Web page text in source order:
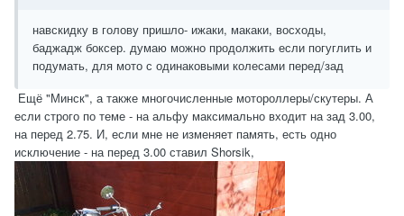
навскидку в голову пришло- ижаки, макаки, восходы,
баджадж боксер. думаю можно продолжить если погуглить и
подумать, для мото с одинаковыми колесами перед/зад
Ещё "Минск", а также многочисленные мотороллеры/скутеры. А
если строго по теме - на альфу максимально входит на зад 3.00,
на перед 2.75. И, если мне не изменяет память, есть одно
исключение - на перед 3.00 ставил Shorsik,